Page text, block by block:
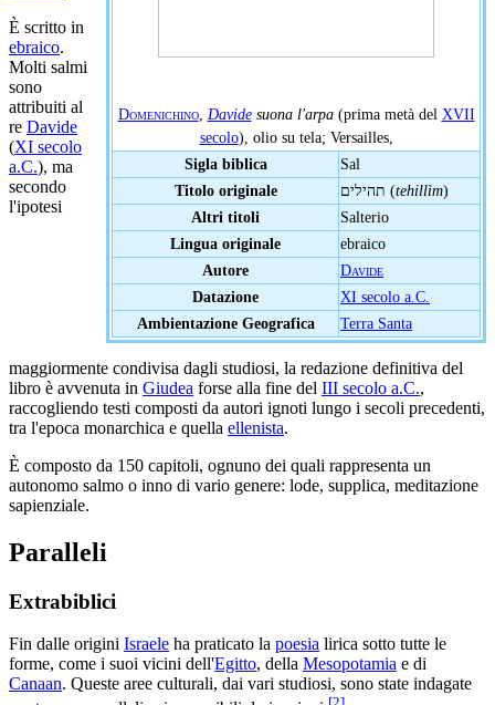
Domenichino, Davidesuona l'arpa(prima metà del XVII
secolo), olio su tela; Versailles,
Sigla biblica
Sal
Titolo originale
תהילים (tehillìm)
Altri titoli
Salterio
Lingua originale
ebraico
Autore
Davide
Datazione
XI secolo a.C.
Ambientazione Geografica
Terra Santa
È scritto in
ebraico.
Molti salmi
sono
attribuiti al
re Davide
(XI secolo
a.C.), ma
secondo
l'ipotesi
maggiormente condivisa dagli studiosi, la redazione definitiva del
libro è avvenuta in Giudea forse alla fine del III secolo a.C.,
raccogliendo testi composti da autori ignoti lungo i secoli precedenti,
tra l'epoca monarchica e quella ellenista.
È composto da 150 capitoli, ognuno dei quali rappresenta un
autonomo salmo o inno di vario genere: lode, supplica, meditazione
sapienziale.
Paralleli
Extrabiblici
Fin dalle origini Israele ha praticato la poesia lirica sotto tutte le
forme, come i suoi vicini dell'Egitto, della Mesopotamia e di
Canaan. Queste aree culturali, dai vari studiosi, sono state indagate